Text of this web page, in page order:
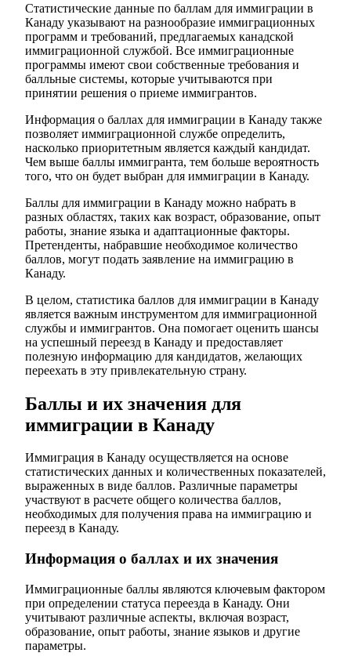
Статистические данные по баллам для иммиграции в
Канаду указывают на разнообразие иммиграционных
программ и требований, предлагаемых канадской
иммиграционной службой. Все иммиграционные
программы имеют свои собственные требования и
балльные системы, которые учитываются при
принятии решения о приеме иммигрантов.
Информация о баллах для иммиграции в Канаду также
позволяет иммиграционной службе определить,
насколько приоритетным является каждый кандидат.
Чем выше баллы иммигранта, тем больше вероятность
того, что он будет выбран для иммиграции в Канаду.
Баллы для иммиграции в Канаду можно набрать в
разных областях, таких как возраст, образование, опыт
работы, знание языка и адаптационные факторы.
Претенденты, набравшие необходимое количество
баллов, могут подать заявление на иммиграцию в
Канаду.
В целом, статистика баллов для иммиграции в Канаду
является важным инструментом для иммиграционной
службы и иммигрантов. Она помогает оценить шансы
на успешный переезд в Канаду и предоставляет
полезную информацию для кандидатов, желающих
переехать в эту привлекательную страну.
Баллы и их значения для
иммиграции в Канаду
Иммиграция в Канаду осуществляется на основе
статистических данных и количественных показателей,
выраженных в виде баллов. Различные параметры
участвуют в расчете общего количества баллов,
необходимых для получения права на иммиграцию и
переезд в Канаду.
Информация о баллах и их значения
Иммиграционные баллы являются ключевым фактором
при определении статуса переезда в Канаду. Они
учитывают различные аспекты, включая возраст,
образование, опыт работы, знание языков и другие
параметры.